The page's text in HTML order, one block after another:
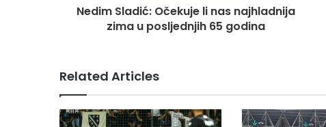
Nedim Sladić: Očekuje li nas najhladnija
zima u posljednjih 65 godina
Related Articles